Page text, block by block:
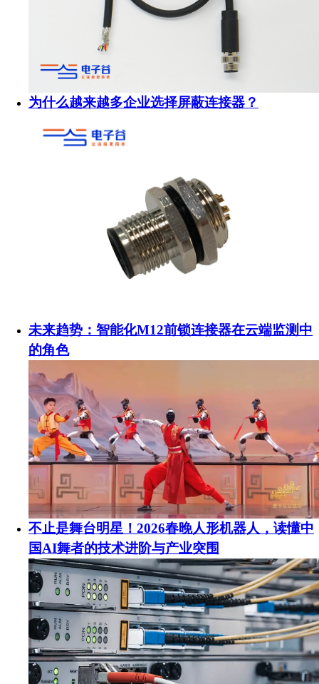
为什么越来越多企业选择屏蔽连接器？
未来趋势：智能化M12前锁连接器在云端监测中
的角色
不止是舞台明星！2026春晚人形机器人，读懂中
国AI舞者的技术进阶与产业突围